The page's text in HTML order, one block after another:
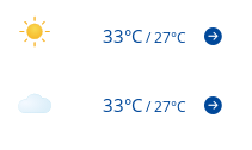
33°C/27°C
33°C/27°C